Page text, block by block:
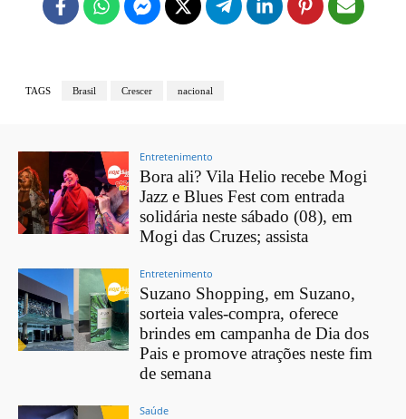
TAGS Brasil Crescer nacional
Entretenimento
Bora ali? Vila Helio recebe Mogi
Jazz e Blues Fest com entrada
solidária neste sábado (08), em
Mogi das Cruzes; assista
Entretenimento
Suzano Shopping, em Suzano,
sorteia vales-compra, oferece
brindes em campanha de Dia dos
Pais e promove atrações neste fim
de semana
Saúde